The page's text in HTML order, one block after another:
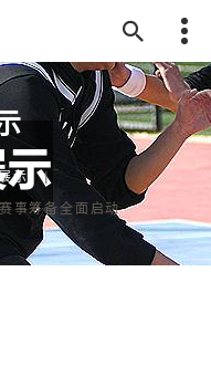
示
事筹备全面启动